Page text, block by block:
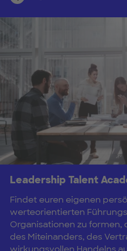
Leadership Talent
Findet euren eigenen
werteorientierten
Organisationen zu formen,
des Miteinanders, des
wirkungsvollen Handelns